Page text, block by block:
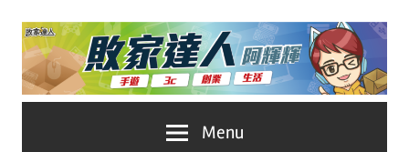
Skip
content
Menu